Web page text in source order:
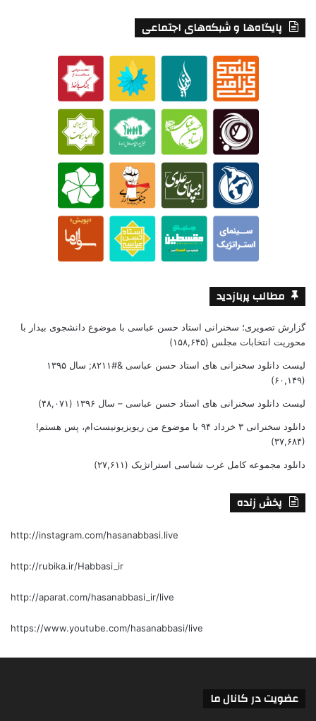
پایگاه‌ها و شبکه‌های اجتماعی
مطالب پربازدید
گزارش تصویری؛ سخنرانی استاد حسن عباسی با موضوع دانشجوی بیدار با
محوریت انتخابات مجلس (۱۵۸,۶۴۵)
لیست دانلود سخنرانی های استاد حسن عباسی &#۸۲۱۱; سال ۱۳۹۵
(۶۰,۱۴۹)
لیست دانلود سخنرانی های استاد حسن عباسی – سال ۱۳۹۶ (۴۸,۰۷۱)
دانلود سخنرانی ۳ خرداد ۹۴ با موضوع من ریویزیونیست‌ام، پس هستم!
(۳۷,۶۸۴)
دانلود مجموعه کامل غرب شناسی استراتژیک (۲۷,۶۱۱)
پخش زنده
http://instagram.com/hasanabbasi.live
http://rubika.ir/Habbasi_ir
http://aparat.com/hasanabbasi_ir/live
https://www.youtube.com/hasanabbasi/live
عضویت در کانال ما